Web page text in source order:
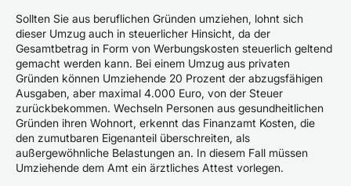
Sollten Sie aus beruflichen Gründen umziehen, lohnt sich
dieser Umzug auch in steuerlicher Hinsicht, da der
Gesamtbetrag in Form von Werbungskosten steuerlich geltend
gemacht werden kann. Bei einem Umzug aus privaten
Gründen können Umziehende 20 Prozent der abzugsfähigen
Ausgaben, aber maximal 4.000 Euro, von der Steuer
zurückbekommen. Wechseln Personen aus gesundheitlichen
Gründen ihren Wohnort, erkennt das Finanzamt Kosten, die
den zumutbaren Eigenanteil überschreiten, als
außergewöhnliche Belastungen an. In diesem Fall müssen
Umziehende dem Amt ein ärztliches Attest vorlegen.